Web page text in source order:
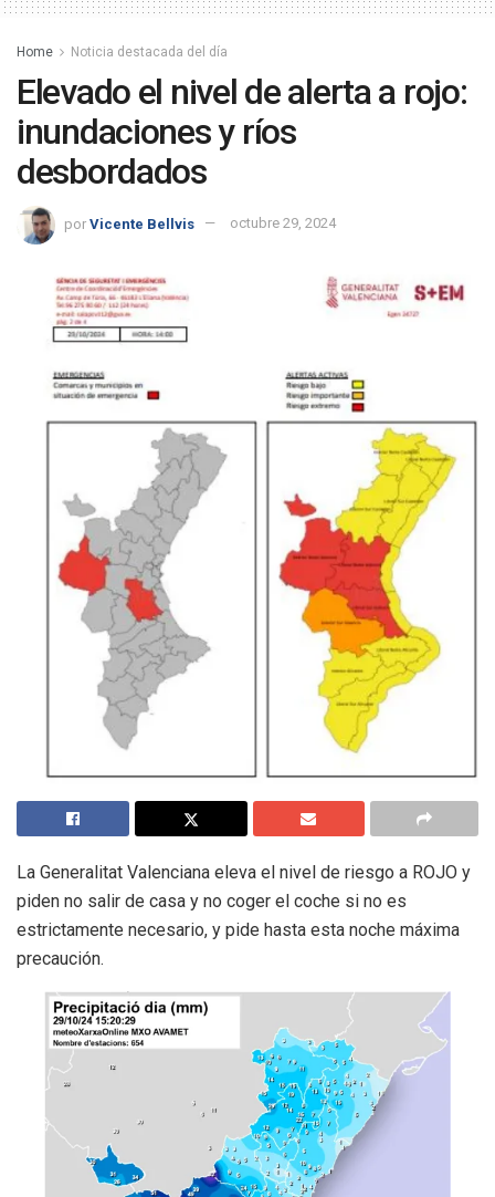
Home Noticia destacada del día
Elevado el nivel de alerta a rojo:
inundaciones y ríos
desbordados
por Vicente Bellvis octubre 29, 2024
La Generalitat Valenciana eleva el nivel de riesgo a ROJO y
piden no salir de casa y no coger el coche si no es
estrictamente necesario, y pide hasta esta noche máxima
precaución.